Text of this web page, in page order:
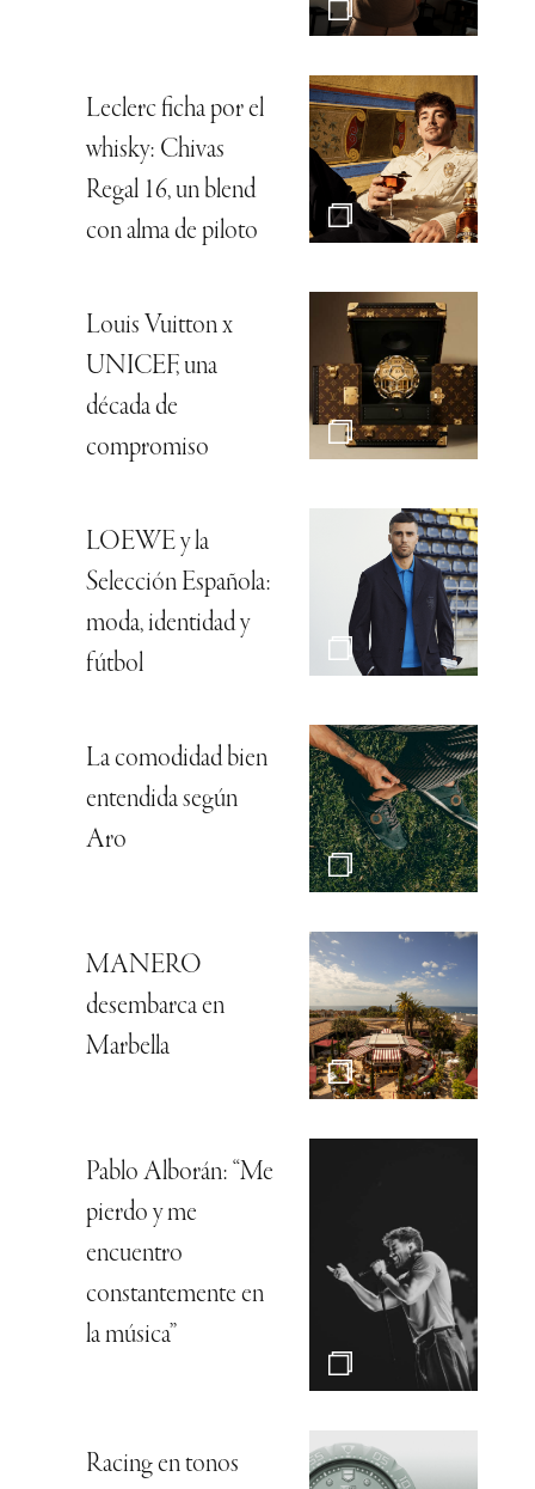
Leclerc ficha por el
whisky: Chivas
Regal 16, un blend
con alma de piloto
Louis Vuitton x
UNICEF, una
década de
compromiso
LOEWE y la
Selección Española:
moda, identidad y
fútbol
La comodidad bien
entendida según
Aro
MANERO
desembarca en
Marbella
Pablo Alborán: “Me
pierdo y me
encuentro
constantemente en
la música”
Racing en tonos